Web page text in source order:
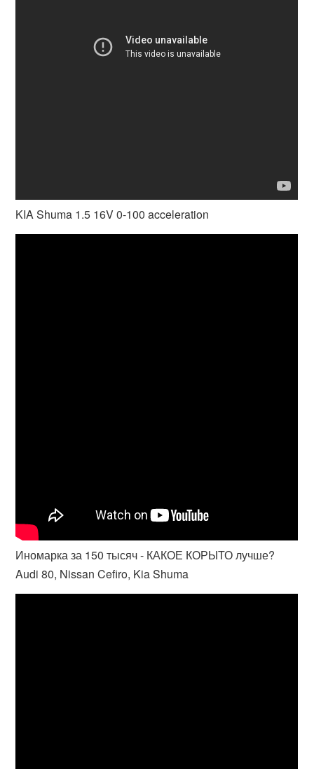
KIA Shuma 1.5 16V 0-100 acceleration
Иномарка за 150 тысяч - КАКОЕ КОРЫТО лучше?
Audi 80, Nissan Cefiro, Kia Shuma